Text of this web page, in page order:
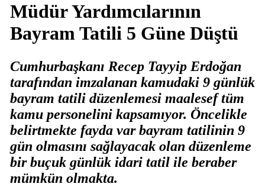
Müdür Yardımcılarının
Bayram Tatili 5 Güne Düştü
Cumhurbaşkanı Recep Tayyip Erdoğan
tarafından imzalanan kamudaki 9 günlük
bayram tatili düzenlemesi maalesef tüm
kamu personelini kapsamıyor. Öncelikle
belirtmekte fayda var bayram tatilinin 9
gün olmasını sağlayacak olan düzenleme
bir buçuk günlük idari tatil ile beraber
mümkün olmakta.